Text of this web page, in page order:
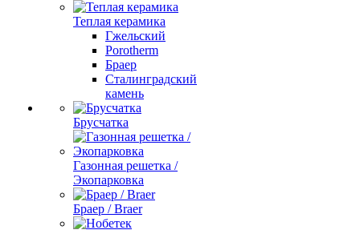
Теплая керамика
Гжельский
Porotherm
Браер
Сталинградский
камень
Брусчатка
Газонная решетка /
Экопарковка
Браер / Braer